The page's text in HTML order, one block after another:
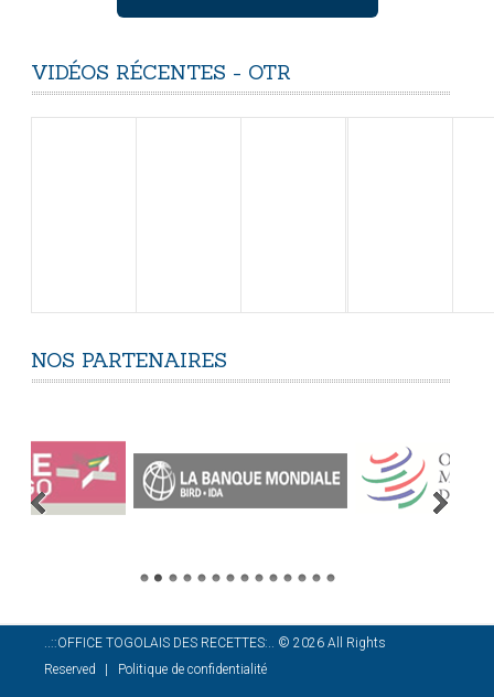
VIDÉOS RÉCENTES - OTR
NOS PARTENAIRES
..::OFFICE TOGOLAIS DES RECETTES:.. © 2026 All Rights
Reserved
Politique de confidentialité